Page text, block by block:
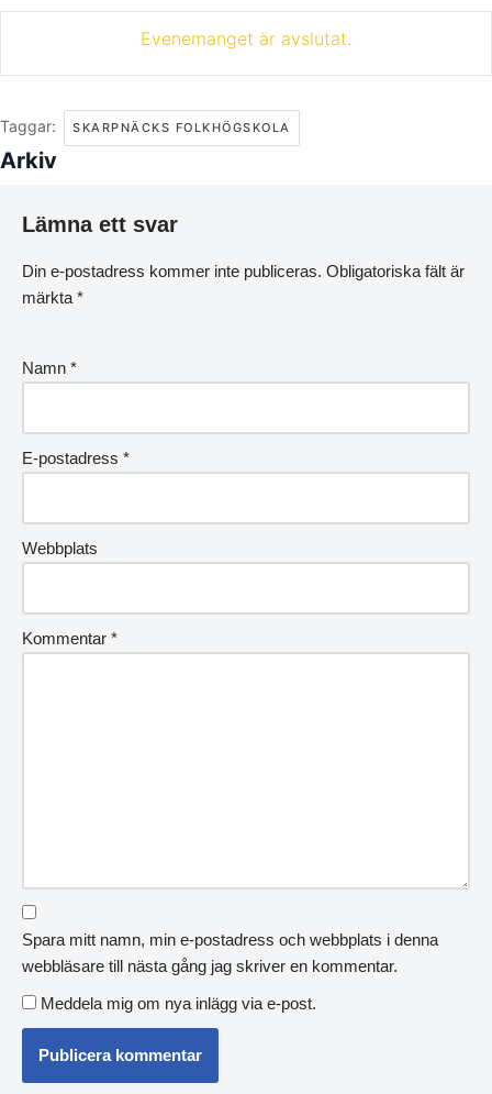
Evenemanget är avslutat.
Taggar: SKARPNÄCKS FOLKHÖGSKOLA
Arkiv
Lämna ett svar
Din e-postadress kommer inte publiceras. Obligatoriska fält är
märkta *
Namn *
E-postadress *
Webbplats
Kommentar *
Spara mitt namn, min e-postadress och webbplats i denna
webbläsare till nästa gång jag skriver en kommentar.
Meddela mig om nya inlägg via e-post.